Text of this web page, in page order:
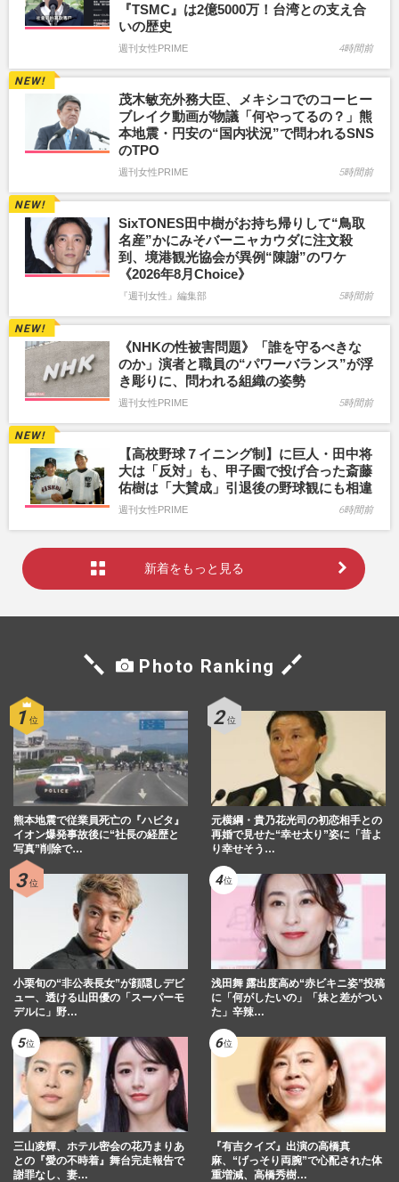
『TSMC』は2億5000万！台湾との支え合
いの歴史
週刊女性PRIME 4時間前
茂木敏充外務大臣、メキシコでのコーヒー
ブレイク動画が物議「何やってるの？」熊
本地震・円安の“国内状況”で問われるSNS
のTPO
週刊女性PRIME 5時間前
SixTONES田中樹がお持ち帰りして“鳥取
名産”かにみそバーニャカウダに注文殺
到、境港観光協会が異例“陳謝”のワケ
《2026年8月Choice》
『週刊女性』編集部 5時間前
《NHKの性被害問題》「誰を守るべきな
のか」演者と職員の“パワーバランス”が浮
き彫りに、問われる組織の姿勢
週刊女性PRIME 5時間前
【高校野球７イニング制】に巨人・田中将
大は「反対」も、甲子園で投げ合った斎藤
佑樹は「大賛成」引退後の野球観にも相違
週刊女性PRIME 6時間前
新着をもっと見る
Photo Ranking
熊本地震で従業員死亡の『ハビタ』
イオン爆発事故後に“社長の経歴と
写真”削除で…
元横綱・貴乃花光司の初恋相手との
再婚で見せた“幸せ太り”姿に「昔よ
り幸せそう…
小栗旬の“非公表長女”が顔隠しデビ
ュー、透ける山田優の「スーパーモ
デルに」野…
浅田舞 露出度高め“赤ビキニ姿”投稿
に「何がしたいの」「妹と差がつい
た」辛辣…
三山凌輝、ホテル密会の花乃まりあ
との『愛の不時着』舞台完走報告で
謝罪なし、妻…
『有吉クイズ』出演の高橋真
麻、“げっそり両腕”で心配された体
重増減、高橋秀樹…